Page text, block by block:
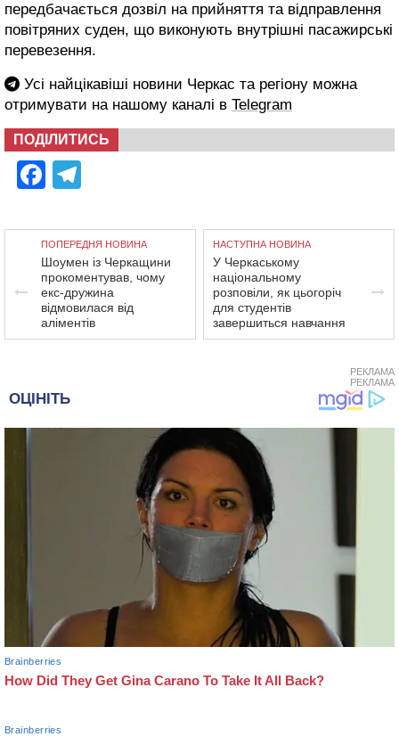
передбачається дозвіл на прийняття та відправлення
повітряних суден, що виконують внутрішні пасажирські
перевезення.
Усі найцікавіші новини Черкас та регіону можна
отримувати на нашому каналі в Telegram
ПОДІЛИТИСЬ
Facebook
ПОПЕРЕДНЯ НОВИНА
Шоумен із Черкащини
прокоментував, чому
екс-дружина
відмовилася від
аліментів
НАСТУПНА НОВИНА
У Черкаському
національному
розповіли, як цьогоріч
для студентів
завершиться навчання
РЕКЛАМА
РЕКЛАМА